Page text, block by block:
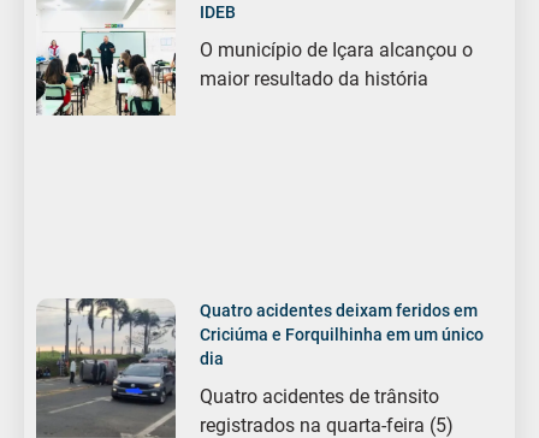
IDEB
O município de Içara alcançou o
maior resultado da história
Quatro acidentes deixam feridos em
Criciúma e Forquilhinha em um único
dia
Quatro acidentes de trânsito
registrados na quarta-feira (5)